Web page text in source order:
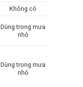
Không có
Dùng trong mưa
nhỏ
Dùng trong mưa
nhỏ